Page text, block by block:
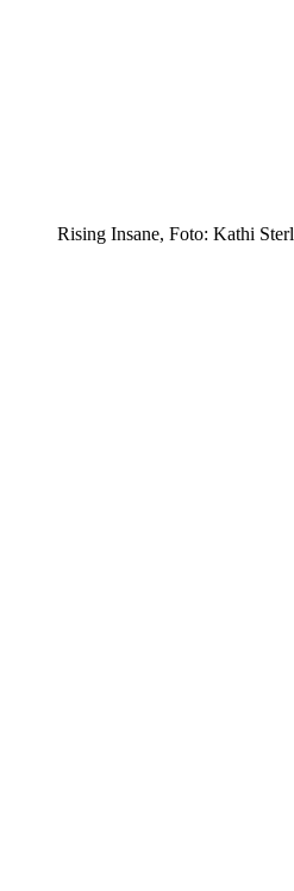
Rising Insane, Foto: Kathi Sterl